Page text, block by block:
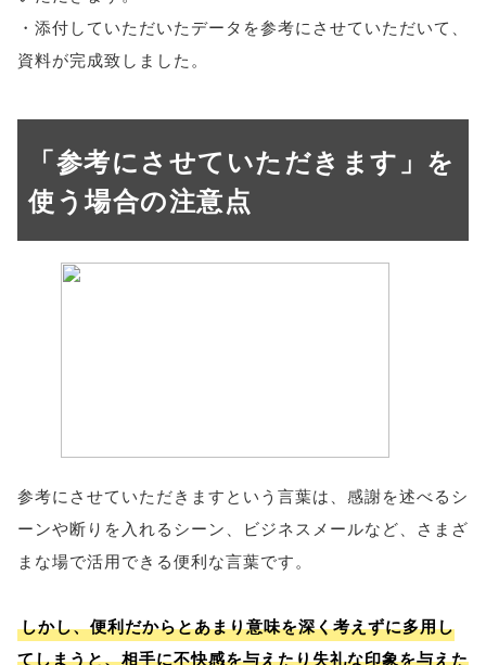
・添付していただいたデータを参考にさせていただいて、
資料が完成致しました。
「参考にさせていただきます」を
使う場合の注意点
参考にさせていただきますという言葉は、感謝を述べるシ
ーンや断りを入れるシーン、ビジネスメールなど、さまざ
まな場で活用できる便利な言葉です。
しかし、便利だからとあまり意味を深く考えずに多用し
てしまうと、相手に不快感を与えたり失礼な印象を与えた